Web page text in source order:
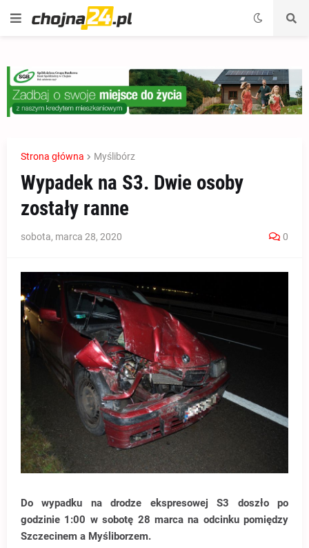
Strona główna Myślibórz
Wypadek na S3. Dwie osoby
zostały ranne
sobota, marca 28, 2020 0
Do wypadku na drodze ekspresowej S3 doszło po
godzinie 1:00 w sobotę 28 marca na odcinku pomiędzy
Szczecinem a Myśliborzem.